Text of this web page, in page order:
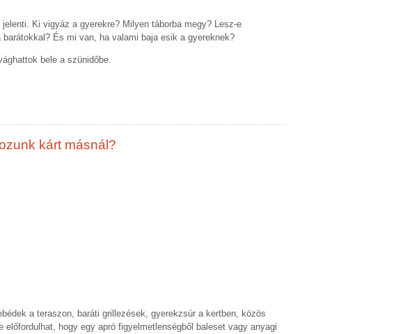
Ki vigyáz a gyerekre? Milyen táborba megy? Lesz-e
És mi van, ha valami baja esik a gyereknek?
bele a szünidőbe.
kárt másnál?
a teraszon, baráti grillezések, gyerekzsúr a kertben, közös
hogy egy apró figyelmetlenségből baleset vagy anyagi